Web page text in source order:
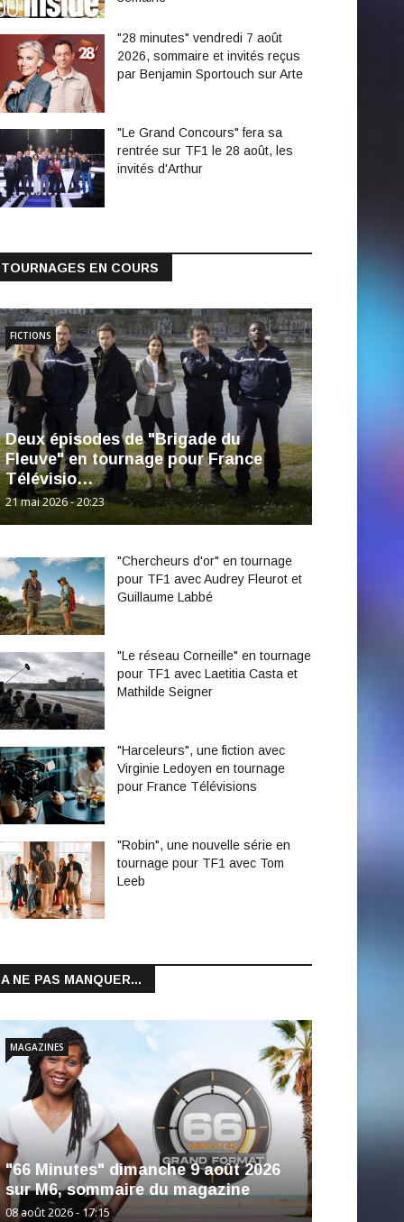
"28 minutes" vendredi 7 août
2026, sommaire et invités reçus
par Benjamin Sportouch sur Arte
"Le Grand Concours" fera sa
rentrée sur TF1 le 28 août, les
invités d'Arthur
TOURNAGES EN COURS
Deux épisodes de "Brigade du
Fleuve" en tournage pour France
Télévisio…
21 mai 2026 - 20:23
FICTIONS
"Chercheurs d'or" en tournage
pour TF1 avec Audrey Fleurot et
Guillaume Labbé
"Le réseau Corneille" en tournage
pour TF1 avec Laetitia Casta et
Mathilde Seigner
"Harceleurs", une fiction avec
Virginie Ledoyen en tournage
pour France Télévisions
"Robin", une nouvelle série en
tournage pour TF1 avec Tom
Leeb
A NE PAS MANQUER...
"66 Minutes" dimanche 9 août 2026
sur M6, sommaire du magazine
08 août 2026 - 17:15
MAGAZINES